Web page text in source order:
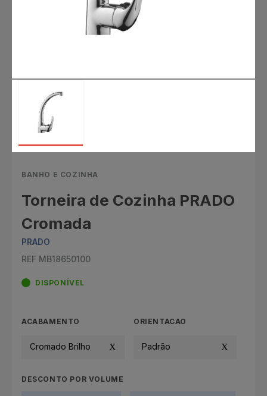
BANHO E COZINHA
Torneira de Cozinha PRADO
Cromada
PRADO
REF MB18650100
DISPONÍVEL
ACABAMENTO
Cromado Brilho
ORIENTACAO
Padrão
DESCONTO POR VOLUME